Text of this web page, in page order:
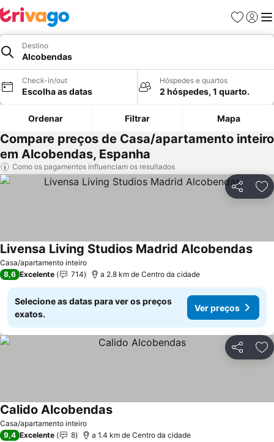
Favoritos
Iniciar
Destino
Alcobendas
Check-in/out
Escolha as datas
Hóspedes e quartos
2 hóspedes, 1 quarto.
Ordenar Filtrar Mapa
Compare preços de Casa/apartamento inteiro
em Alcobendas, Espanha
Como os pagamentos influenciam os resultados
Partilhar
Casa/apartamento inteiro
Livensa Living Studios Madrid Alcobendas
8,6 Excelente 714 a 2.8 km de Centro da cidade
Selecione as datas para ver os preços
exatos.
Ver preços
Partilhar
Casa/apartamento inteiro
Calido Alcobendas
9,4 Excelente 8 a 1.4 km de Centro da cidade